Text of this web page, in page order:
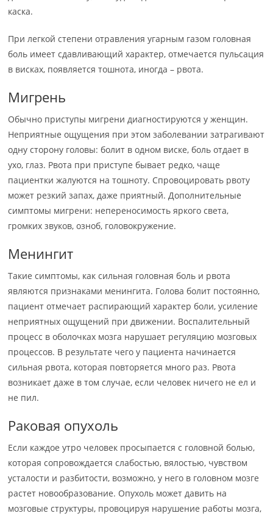
каска.
При легкой степени отравления угарным газом головная
боль имеет сдавливающий характер, отмечается пульсация
в висках, появляется тошнота, иногда – рвота.
Мигрень
Обычно приступы мигрени диагностируются у женщин.
Неприятные ощущения при этом заболевании затрагивают
одну сторону головы: болит в одном виске, боль отдает в
ухо, глаз. Рвота при приступе бывает редко, чаще
пациентки жалуются на тошноту. Спровоцировать рвоту
может резкий запах, даже приятный. Дополнительные
симптомы мигрени: непереносимость яркого света,
громких звуков, озноб, головокружение.
Менингит
Такие симптомы, как сильная головная боль и рвота
являются признаками менингита. Голова болит постоянно,
пациент отмечает распирающий характер боли, усиление
неприятных ощущений при движении. Воспалительный
процесс в оболочках мозга нарушает регуляцию мозговых
процессов. В результате чего у пациента начинается
сильная рвота, которая повторяется много раз. Рвота
возникает даже в том случае, если человек ничего не ел и
не пил.
Раковая опухоль
Если каждое утро человек просыпается с головной болью,
которая сопровождается слабостью, вялостью, чувством
усталости и разбитости, возможно, у него в головном мозге
растет новообразование. Опухоль может давить на
мозговые структуры, провоцируя нарушение работы мозга,